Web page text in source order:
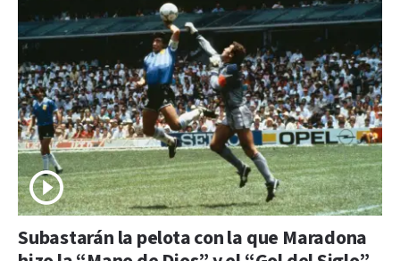
Subastarán la pelota con la que Maradona